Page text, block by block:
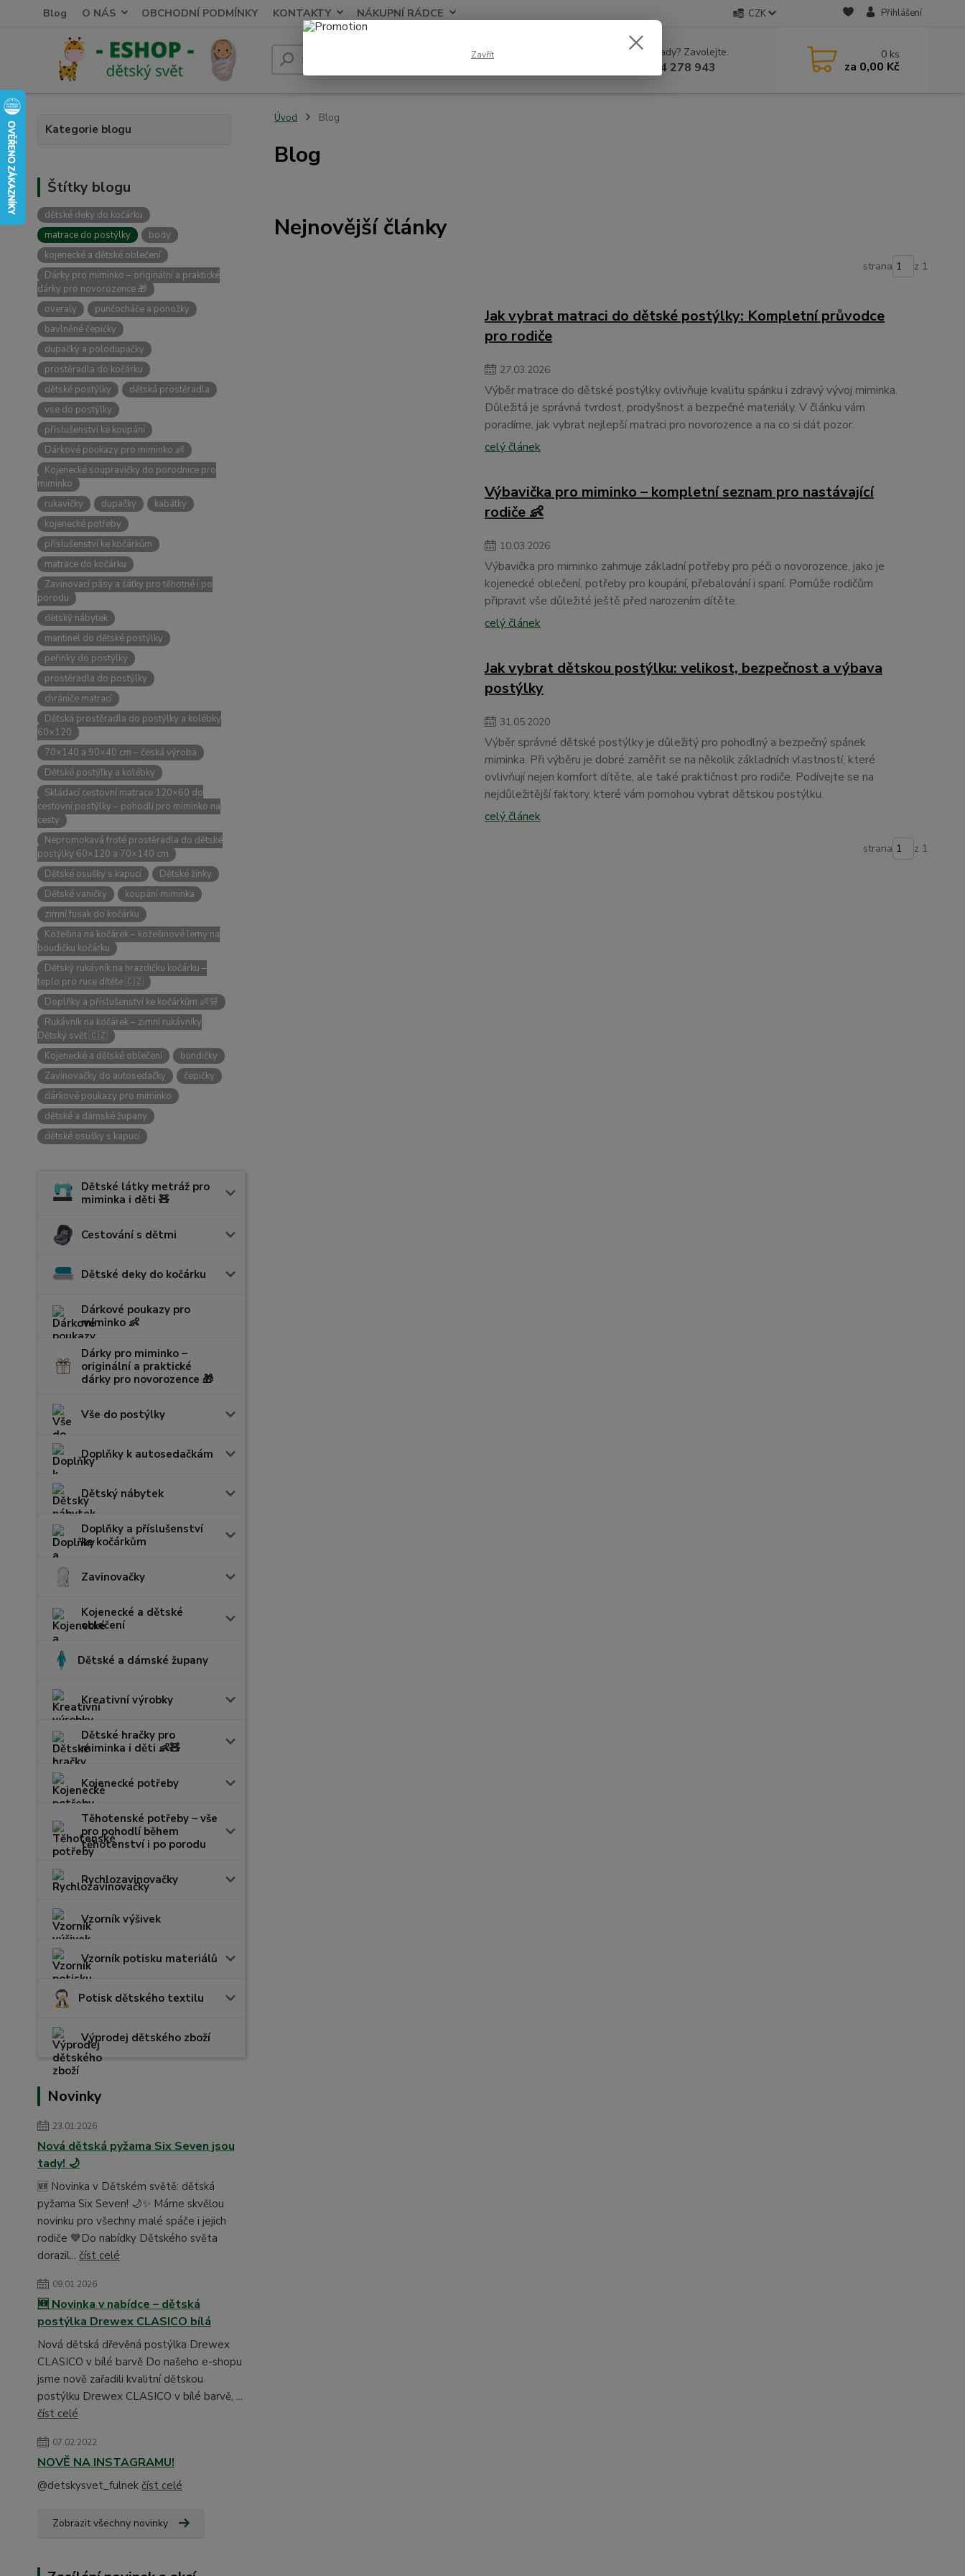
Blog O NÁS OBCHODNÍ PODMÍNKY KONTAKTY NÁKUPNÍ RÁDCE CZK Přihlášení
Hledat Nevíte si rady? Zavolejte.
+420 604 278 943
0 ks
za 0,00 Kč
Kategorie blogu
Štítky blogu
dětské deky do kočárku
matrace do postýlky
body
kojenecké a dětské oblečení
Dárky pro miminko – originální a praktické
dárky pro novorozence 🎁
overaly
punčocháče a ponožky
bavlněné čepičky
dupačky a polodupačky
prostěradla do kočárku
dětské postýlky
dětská prostěradla
vse do postýlky
příslušenství ke koupání
Dárkové poukazy pro miminko 👶
Kojenecké soupravičky do porodnice pro
miminko
rukavičky
dupačky
kabátky
kojenecké potřeby
příslušenství ke kočárkům
matrace do kočárku
Zavinovací pásy a šátky pro těhotné i po
porodu
dětský nábytek
mantinel do dětské postýlky
peřinky do postýlky
prostěradla do postýlky
chrániče matrací
Dětská prostěradla do postýlky a kolébky
60×120
70×140 a 90×40 cm – česká výroba
Dětské postýlky a kolébky
Skládací cestovní matrace 120×60 do
cestovní postýlky – pohodlí pro miminko na
cesty
Nepromokavá froté prostěradla do dětské
postýlky 60×120 a 70×140 cm
Dětské osušky s kapucí
Dětské žínky
Dětské vaničky
koupání miminka
zimní fusak do kočárku
Kožešina na kočárek – kožešinové lemy na
boudičku kočárku
Dětský rukávník na hrazdičku kočárku –
teplo pro ruce dítěte 🇨🇿
Doplňky a příslušenství ke kočárkům 👶🛒
Rukávník na kočárek – zimní rukávníky
Dětský svět 🇨🇿
Kojenecké a dětské oblečení
bundičky
Zavinovačky do autosedačky
čepičky
dárkové poukazy pro miminko
dětské a dámské župany
dětské osušky s kapucí
Dětské látky metráž pro
miminka i děti 🧸
Cestování s dětmi
Dětské deky do kočárku
Dárkové poukazy pro
miminko 👶
Dárky pro miminko –
originální a praktické
dárky pro novorozence 🎁
Vše do postýlky
Doplňky k autosedačkám
Dětský nábytek
Doplňky a příslušenství
ke kočárkům
Zavinovačky
Kojenecké a dětské
oblečení
Dětské a dámské župany
Kreativní výrobky
Dětské hračky pro
miminka i děti 👶🧸
Kojenecké potřeby
Těhotenské potřeby – vše
pro pohodlí během
těhotenství i po porodu
Rychlozavinovačky
Vzorník výšivek
Vzorník potisku materiálů
Potisk dětského textilu
Výprodej dětského zboží
Novinky
23.01.2026
Nová dětská pyžama Six Seven jsou
tady! 🌙
🆕 Novinka v Dětském světě: dětská
pyžama Six Seven! 🌙✨ Máme skvělou
novinku pro všechny malé spáče i jejich
rodiče 💙Do nabídky Dětského světa
dorazil... číst celé
09.01.2026
🆕 Novinka v nabídce – dětská
postýlka Drewex CLASICO bílá
Nová dětská dřevěná postýlka Drewex
CLASICO v bílé barvě Do našeho e-shopu
jsme nově zařadili kvalitní dětskou
postýlku Drewex CLASICO v bílé barvě, ...
číst celé
07.02.2022
NOVĚ NA INSTAGRAMU!
@detskysvet_fulnek číst celé
Zobrazit všechny novinky
Úvod Blog
Blog
Nejnovější články
strana z 1
Jak vybrat matraci do dětské postýlky: Kompletní průvodce
pro rodiče
27.03.2026
Výběr matrace do dětské postýlky ovlivňuje kvalitu spánku i zdravý vývoj miminka.
Důležitá je správná tvrdost, prodyšnost a bezpečné materiály. V článku vám
poradíme, jak vybrat nejlepší matraci pro novorozence a na co si dát pozor.
celý článek
Výbavička pro miminko – kompletní seznam pro nastávající
rodiče 👶
10.03.2026
Výbavička pro miminko zahrnuje základní potřeby pro péči o novorozence, jako je
kojenecké oblečení, potřeby pro koupání, přebalování i spaní. Pomůže rodičům
připravit vše důležité ještě před narozením dítěte.
celý článek
Jak vybrat dětskou postýlku: velikost, bezpečnost a výbava
postýlky
31.05.2020
Výběr správné dětské postýlky je důležitý pro pohodlný a bezpečný spánek
miminka. Při výběru je dobré zaměřit se na několik základních vlastností, které
ovlivňují nejen komfort dítěte, ale také praktičnost pro rodiče. Podívejte se na
nejdůležitější faktory, které vám pomohou vybrat dětskou postýlku.
celý článek
strana z 1
Zavřít